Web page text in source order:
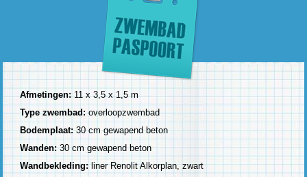
Afmetingen:11 x 3,5 x 1,5 m
Type zwembad:overloopzwembad
Bodemplaat:30 cm gewapend beton
Wanden:30 cm gewapend beton
Wandbekleding:liner Renolit Alkorplan, zwart